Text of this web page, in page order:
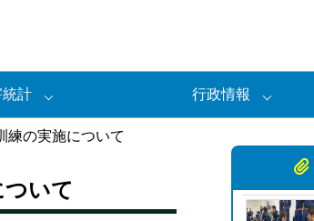
統計 行政情報
練の実施について
いて